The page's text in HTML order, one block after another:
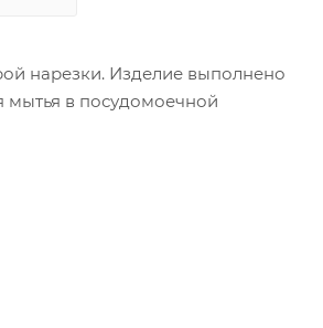
нарезки. Изделие выполнено
мытья в посудомоечной